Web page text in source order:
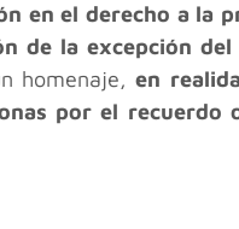
en el derecho a la
de la excepción
homenaje,en
por el recuerdo